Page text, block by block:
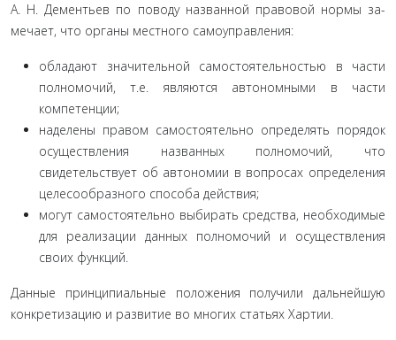
А. Н. Дементьев по поводу названной правовой нормы за­
мечает, что органы местного самоуправления:
обладают значительной самостоятельностью в части
полномочий, т.е. являются автономными в части
компетен­ции;
наделены правом самостоятельно определять порядок
осуществления названных полномочий, что
свидетельствует об автономии в вопросах определения
целесообразного спо­соба действия;
могут самостоятельно выбирать средства, необходимые
для реализации данных полномочий и осуществления
своих функций.
Данные принципиальные положения получили дальней­шую
конкретизацию и развитие во многих статьях Хартии.